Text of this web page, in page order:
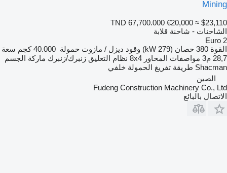
Mining
TND 67,700.000 €20,000 ≈ $23,110
الشاحنات - شاحنة قلابة
Euro 2
القوة 380 حصان (279 kW) وقود ديزل / مازوت حمولة 40.000 كجم
سعة
28,7 م3
مواصفات المحاور 8x4 نظام التعليق زنبرك/زنبرك ماركة الجسم
Shacman طريقة تفريغ الحمولة خلفي
الصين
Fudeng Construction Machinery Co., Ltd
الاتصال بالبائع